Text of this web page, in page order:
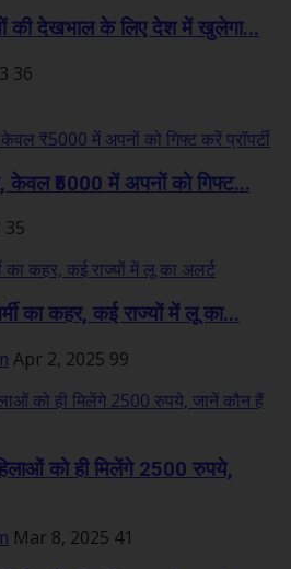
की देखभाल के लिए देश में खुलेगा...
36
केवल ₹5000 में अपनों को गिफ्ट...
35
का कहर, कई राज्यों में लू का...
Apr 2, 2025 99
को ही मिलेंगे 2500 रुपये,
Mar 8, 2025 41